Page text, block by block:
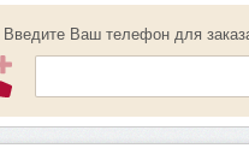
Введите Ваш телефон для